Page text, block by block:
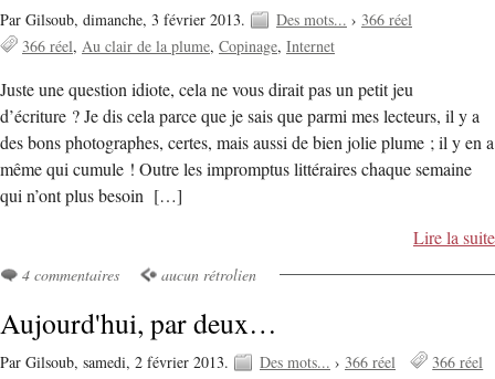
Par Gilsoub, dimanche, 3 février 2013. Des mots... › 366 réel
366 réel Au clair de la plume Copinage Internet
Juste une question idiote, cela ne vous dirait pas un petit jeu
d’écriture ? Je dis cela parce que je sais que parmi mes lecteurs, il y a
des bons photographes, certes, mais aussi de bien jolie plume ; il y en a
même qui cumule ! Outre les impromptus littéraires chaque semaine
qui n’ont plus besoin […]
Lire la suite
4 commentaires aucun rétrolien
Aujourd'hui, par deux…
Par Gilsoub, samedi, 2 février 2013. Des mots... › 366 réel 366 réel